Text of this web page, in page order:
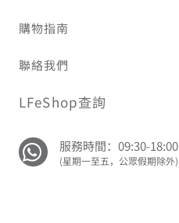
購物指南
聯絡我們
LFeShop查詢
服務時間：09:30-18:00
(星期一至五，公眾假期除外)